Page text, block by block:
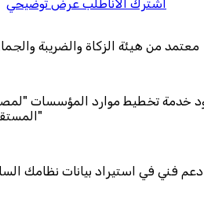
اشترك الاناطلب عرض توضيحي
معتمد من هيئة الزكاة
معتمد كمزود خدمة تخطيط موارد
دعم فني في استيراد